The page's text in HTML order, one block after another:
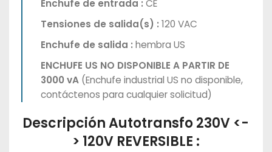
Enchufe de entrada : CE
Tensiones de salida(s) : 120 VAC
Enchufe de salida : hembra US
ENCHUFE US NO DISPONIBLE A PARTIR DE
3000 vA (Enchufe industrial US no disponible,
contáctenos para cualquier solicitud)
Descripción Autotransfo 230V <-
> 120V REVERSIBLE :